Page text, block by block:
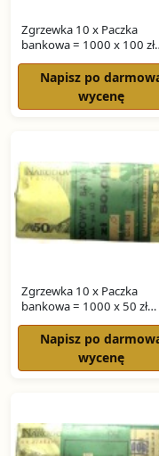
Zgrzewka 10 x Paczka
bankowa = 1000 x 100 zł
WARYŃSKI seria SH
Napisz po
wycenę
Zgrzewka 10 x Paczka
bankowa = 1000 x 50 zł
Napisz po
wycenę